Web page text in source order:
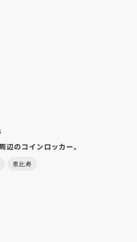
辺のコインロッカー。
恵比寿